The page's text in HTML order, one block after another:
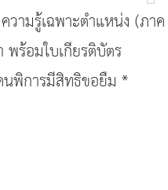
ง (ภาค ข.) ตำแหน่งนัก
ร #แนวข้อสอบออนไลน์
ามรู้เฉพาะตำแหน่ง (ภาค
ร้อมใบเกียรติบัตร
นพิการมีสิทธิขอยืม *